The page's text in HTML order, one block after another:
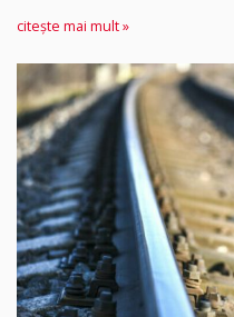
citește mai mult »